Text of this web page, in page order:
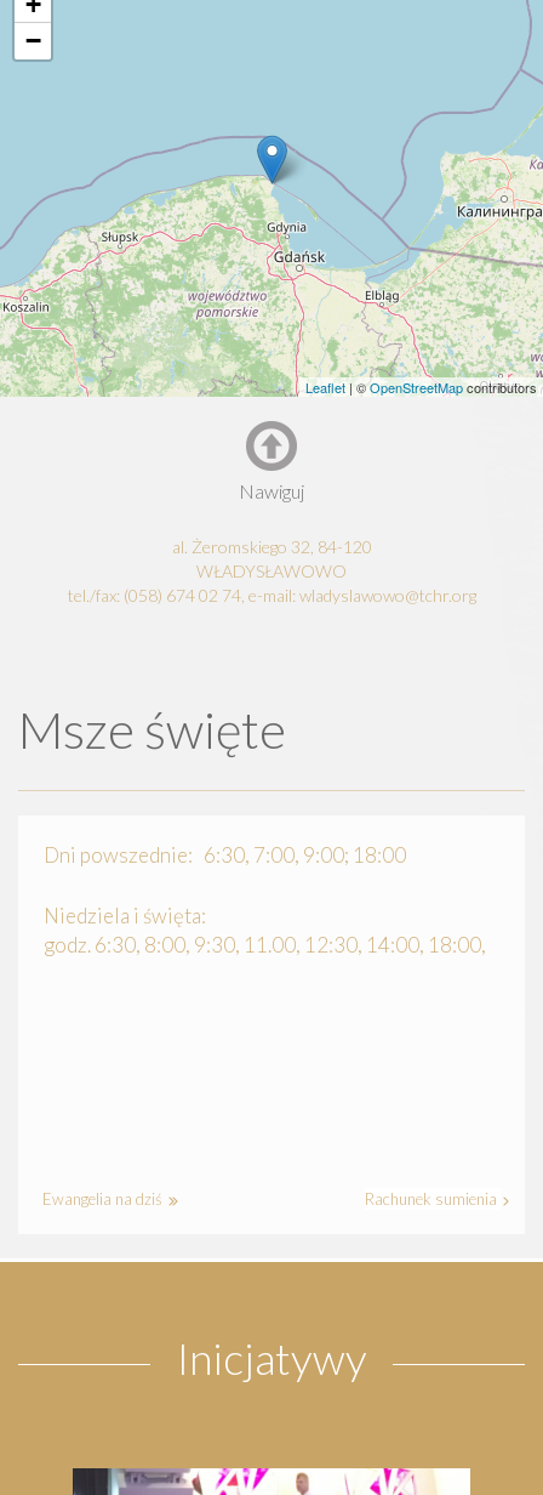
−
Leaflet | ©OpenStreetMapcontributors
Nawiguj
al. Żeromskiego 32, 84-120
WŁADYSŁAWOWO
tel./fax: (058) 674 02 74, e-mail: wladyslawowo@tchr.org
Msze święte
Dni powszednie: 6:30, 7:00, 9:00; 18:00
Niedziela i święta:
godz. 6:30, 8:00, 9:30, 11.00, 12:30, 14:00, 18:00,
Ewangelia na dziś Rachunek sumienia
Inicjatywy